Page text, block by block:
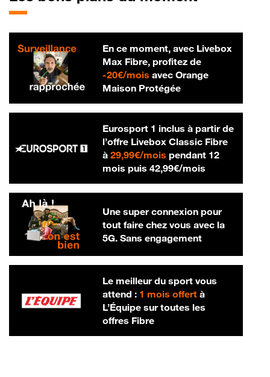
En ce moment, avec Livebox
Max Fibre, profitez de
-20€/mois20 € par mois
avec Orange
Maison Protégée
Eurosport 1 inclus à partir de
l’offre Livebox Classic Fibre
à 29,99€/mois29,99 € par mois
pendant 12
mois puis 42,99€/mois42,99 € par
Une super connexion pour
tout faire chez vous avec la
5G. Sans engagement
Le meilleur du sport vous
attend : 1 mois offertà
L’Équipe sur toutes les
offres Fibre